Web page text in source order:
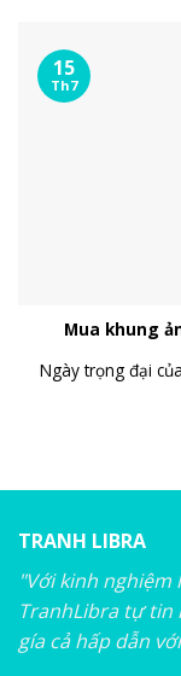
Mua khung
Ngày trọng đại
15
Th7
TRANH LIBRA
"Với kinh
TranhLibra tự tin
gía cả hấp dẫn